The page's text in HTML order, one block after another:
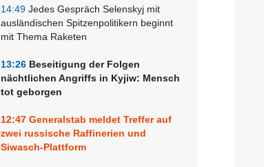
14:49 Jedes Gespräch Selenskyj mit
ausländischen Spitzenpolitikern beginnt
mit Thema Raketen
13:26 Beseitigung der Folgen
nächtlichen Angriffs in Kyjiw: Mensch
tot geborgen
12:47 Generalstab meldet Treffer auf
zwei russische Raffinerien und
Siwasch-Plattform